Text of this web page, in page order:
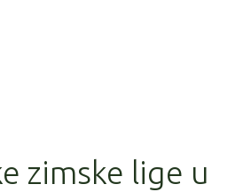
zimske lige u